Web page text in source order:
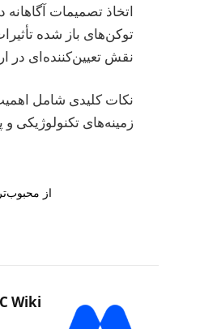
اتخاذ تصمیمات آگاهانه
توکن‌های باز شده
نقش تعیین‌کننده‌ای در
نکات کلیدی شامل اهمیت
زمینه‌های تکنولوژیکی
از
Wiki